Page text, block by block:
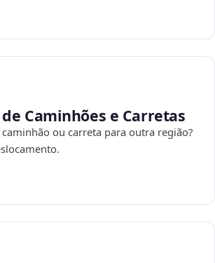
Caminhões e Carretas
caminhão ou carreta para outra região?